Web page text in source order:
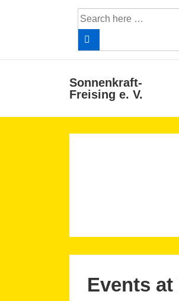
Search
for:
Sonnenkraft-
Freising e. V.
Events at